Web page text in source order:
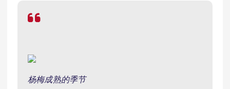
杨梅成熟的季节